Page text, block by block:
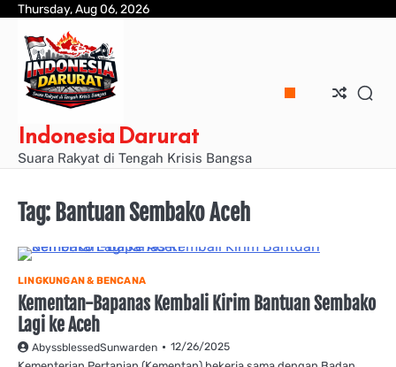
Skip
content
Thursday, Aug 06, 2026
Indonesia Darurat
Suara Rakyat di Tengah Krisis Bangsa
Tag: Bantuan Sembako Aceh
LINGKUNGAN & BENCANA
Kementan-Bapanas Kembali Kirim Bantuan Sembako
Lagi ke Aceh
AbyssblessedSunwarden 12/26/2025